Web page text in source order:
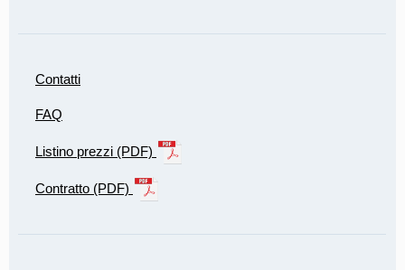
Contatti
FAQ
Listino prezzi (PDF)
Contratto (PDF)